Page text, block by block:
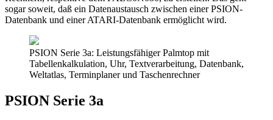
sogar soweit, daß ein Datenaustausch zwischen einer PSION-
Datenbank und einer ATARI-Datenbank ermöglicht wird.
PSION Serie 3a: Leistungsfähiger Palmtop mit
Tabellenkalkulation, Uhr, Textverarbeitung, Datenbank,
Weltatlas, Terminplaner und Taschenrechner
PSION Serie 3a